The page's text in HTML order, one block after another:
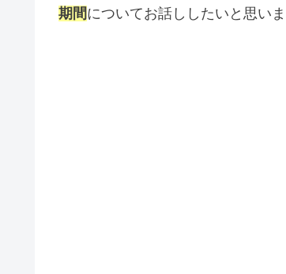
期間についてお話ししたいと思い